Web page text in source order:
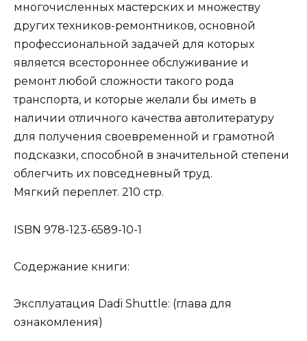
многочисленных мастерских и множеству
других техников-ремонтников, основной
профессиональной задачей для которых
является всестороннее обслуживание и
ремонт любой сложности такого рода
транспорта, и которые желали бы иметь в
наличии отличного качества автолитературу
для получения своевременной и грамотной
подсказки, способной в значительной степени
облегчить их повседневный труд.
Мягкий переплет. 210 стр.
ISBN 978-123-6589-10-1
Содержание книги:
Эксплуатация Dadi Shuttle: (глава для
ознакомления)